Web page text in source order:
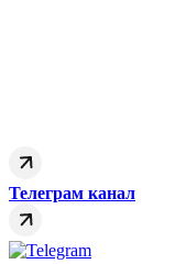
Телеграм канал